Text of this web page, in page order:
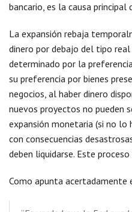
bancario, es la causa principal
La expansión rebaja
dinero por debajo del tipo
determinado por la
su preferencia por bienes
negocios, al haber dinero
nuevos proyectos no pueden
expansión monetaria (si no lo
con consecuencias
deben liquidarse. Este
Como apunta acertadamente